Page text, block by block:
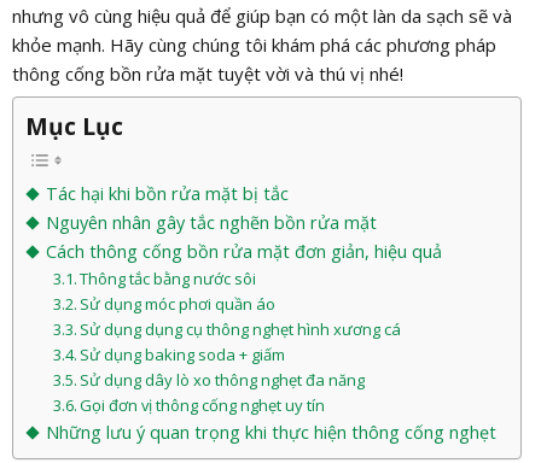
nhưng vô cùng hiệu quả để giúp bạn có một làn da sạch sẽ và
khỏe mạnh. Hãy cùng chúng tôi khám phá các phương pháp
thông cống bồn rửa mặt tuyệt vời và thú vị nhé!
Mục Lục
Tác hại khi bồn rửa mặt bị tắc
Nguyên nhân gây tắc nghẽn bồn rửa mặt
Cách thông cống bồn rửa mặt đơn giản, hiệu quả
Thông tắc bằng nước sôi
Sử dụng móc phơi quần áo
Sử dụng dụng cụ thông nghẹt hình xương cá
Sử dụng baking soda + giấm
Sử dụng dây lò xo thông nghẹt đa năng
Gọi đơn vị thông cống nghẹt uy tín
Những lưu ý quan trọng khi thực hiện thông cống nghẹt